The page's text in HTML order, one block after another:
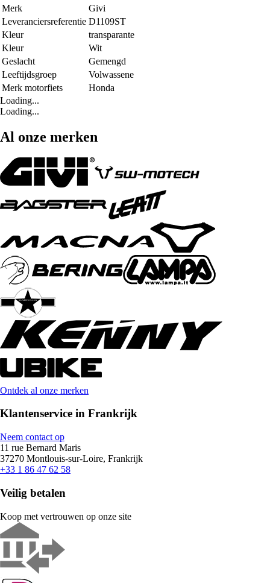
Merk
Givi
Leveranciersreferentie D1109ST
Kleur
transparante
Kleur
Wit
Geslacht
Gemengd
Leeftijdsgroep
Volwassene
Merk motorfiets
Honda
Loading...
Loading...
Al onze merken
Ontdek al onze merken
Klantenservice in Frankrijk
Neem contact op
11 rue Bernard Maris
37270 Montlouis-sur-Loire, Frankrijk
+33 1 86 47 62 58
Veilig betalen
Koop met vertrouwen op onze site